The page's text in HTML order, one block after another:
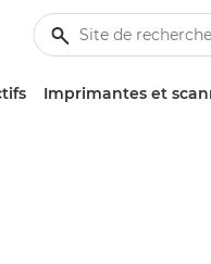
Imprimantes et